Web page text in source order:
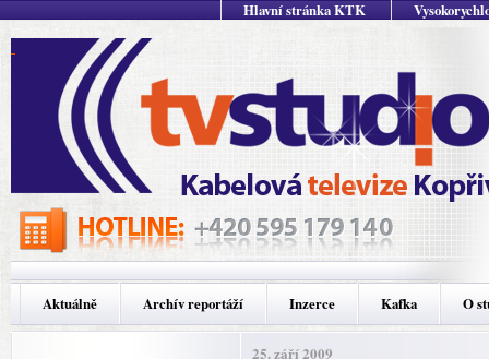
Hlavní stránka KTK
Aktuálně Archív reportáží Inzerce Kafka O
25. září 2009